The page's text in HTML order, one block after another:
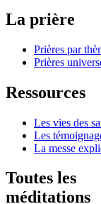
La prière
Prières par
Prières
Ressources
Les vies des
Les
La messe
Toutes les
méditations